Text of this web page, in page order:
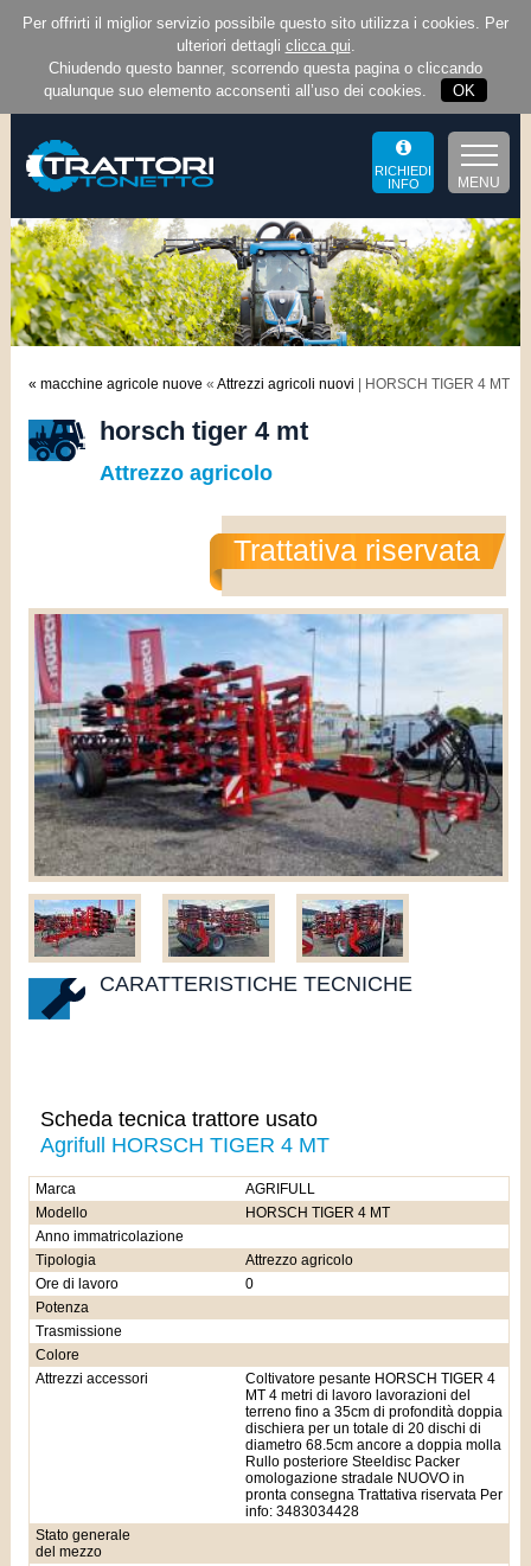
Per offrirti il miglior servizio possibile questo sito utilizza i cookies. Per
ulteriori dettagli clicca qui.
Chiudendo questo banner, scorrendo questa pagina o cliccando
qualunque suo elemento acconsenti all’uso dei cookies.
OK
MENU
RICHIEDI
INFO
« macchine agricole nuove « Attrezzi agricoli nuovi | HORSCH TIGER 4 MT
horsch tiger 4 mt
Attrezzo agricolo
Trattativa riservata
CARATTERISTICHE TECNICHE
Scheda tecnica trattore usato
Agrifull HORSCH TIGER 4 MT
Marca
AGRIFULL
Modello
HORSCH TIGER 4 MT
Anno immatricolazione
Tipologia
Attrezzo agricolo
Ore di lavoro
0
Potenza
Trasmissione
Colore
Attrezzi accessori
Coltivatore pesante HORSCH TIGER 4
MT 4 metri di lavoro lavorazioni del
terreno fino a 35cm di profondità doppia
dischiera per un totale di 20 dischi di
diametro 68.5cm ancore a doppia molla
Rullo posteriore Steeldisc Packer
omologazione stradale NUOVO in
pronta consegna Trattativa riservata Per
info: 3483034428
Stato generale
del mezzo